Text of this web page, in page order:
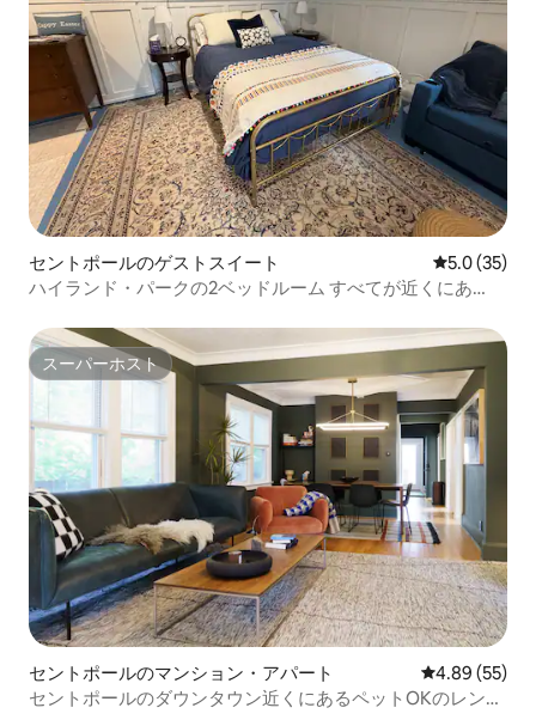
セントポールのゲストスイート レビュー35
5.0 (35)
ハイランド・パークの2ベッドルーム すべてが近くにあ
スーパーホスト
スーパーホスト
セントポールのマンション・アパート レビュー55
4.89 (55)
セントポールのダウンタウン近くにあるペットOKのレンタ